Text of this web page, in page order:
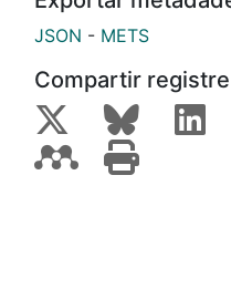
JSON - METS
Compartir registre